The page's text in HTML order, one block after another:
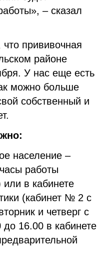
– сказал
прививочная
районе
У нас еще есть
можно больше
собственный и
население –
работы
или в кабинете
(кабинет № 2 с
и четверг с
16.00 в кабинете